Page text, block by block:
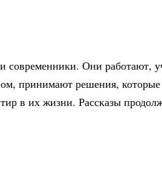
современники. Они работают,
принимают решения,
в их жизни. Рассказы